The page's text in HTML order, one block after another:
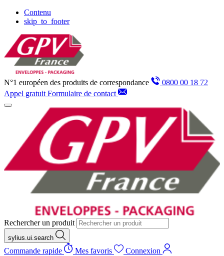
Contenu
skip_to_footer
N°1 européen des produits de correspondance
0800 00 18 72
Appel gratuit Formulaire de contact
Rechercher un produit
sylius.ui.search
Commande rapide Mes favoris Connexion